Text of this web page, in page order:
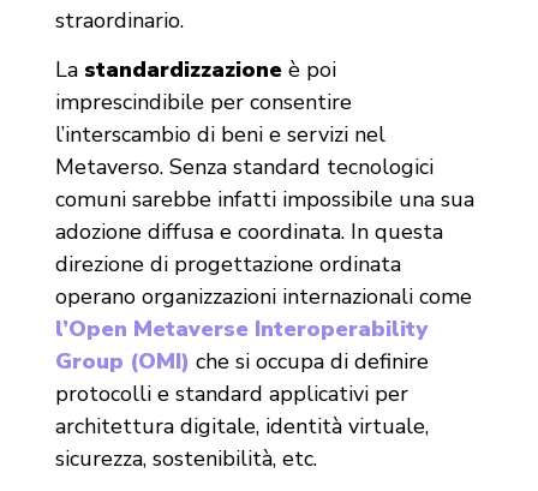
straordinario.
La standardizzazioneè poi
imprescindibile per consentire
l’interscambio di beni e servizi nel
Metaverso. Senza standard tecnologici
comuni sarebbe infatti impossibile una sua
adozione diffusa e coordinata. In questa
direzione di progettazione ordinata
operano organizzazioni internazionali come
l’Open Metaverse Interoperability
Group (OMI) che si occupa di definire
protocolli e standard applicativi per
architettura digitale, identità virtuale,
sicurezza, sostenibilità, etc.